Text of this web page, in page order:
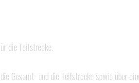
die Teilstrecke.
Gesamt- und die Teilstrecke sowie über